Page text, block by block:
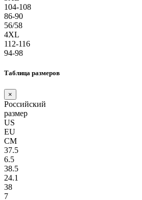
104-108
86-90
56/58
4XL
112-116
94-98
Таблица размеров
×
Российский
размер
US
EU
СМ
37.5
6.5
38.5
24.1
38
7